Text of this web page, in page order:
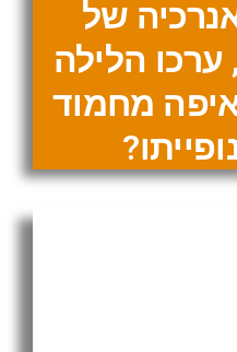
אנרכיה של
ערכו הלילה
מחמוד